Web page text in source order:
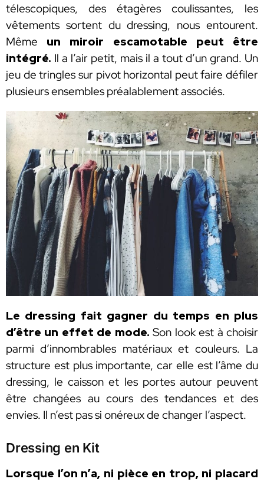
télescopiques, des étagères coulissantes, les
vêtements sortent du dressing, nous entourent.
Même un miroir escamotable peut être
intégré. Il a l’air petit, mais il a tout d’un grand. Un
jeu de tringles sur pivot horizontal peut faire défiler
plusieurs ensembles préalablement associés.
Le dressing fait gagner du temps en plus
d’être un effet de mode. Son look est à choisir
parmi d’innombrables matériaux et couleurs. La
structure est plus importante, car elle est l’âme du
dressing, le caisson et les portes autour peuvent
être changées au cours des tendances et des
envies. Il n’est pas si onéreux de changer l’aspect.
Dressing en Kit
Lorsque l’on n’a, ni pièce en trop, ni placard